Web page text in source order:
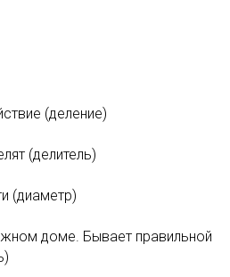
(деление)
(делитель)
(диаметр)
доме. Бывает правильной